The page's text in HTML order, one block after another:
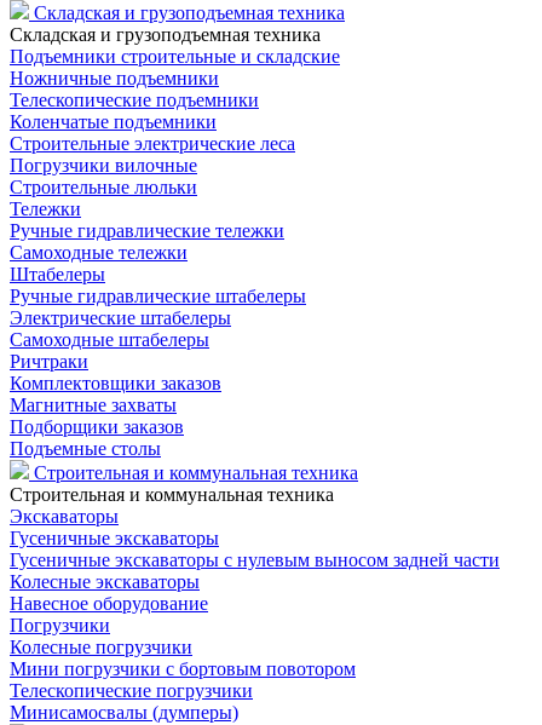
Складская и грузоподъемная техника
Складская и грузоподъемная техника
Подъемники строительные и складские
Ножничные подъемники
Телескопические подъемники
Коленчатые подъемники
Строительные электрические леса
Погрузчики вилочные
Строительные люльки
Тележки
Ручные гидравлические тележки
Самоходные тележки
Штабелеры
Ручные гидравлические штабелеры
Электрические штабелеры
Самоходные штабелеры
Ричтраки
Комплектовщики заказов
Магнитные захваты
Подборщики заказов
Подъемные столы
Строительная и коммунальная техника
Строительная и коммунальная техника
Экскаваторы
Гусеничные экскаваторы
Гусеничные экскаваторы с нулевым выносом задней части
Колесные экскаваторы
Навесное оборудование
Погрузчики
Колесные погрузчики
Мини погрузчики с бортовым повотором
Телескопические погрузчики
Минисамосвалы (думперы)